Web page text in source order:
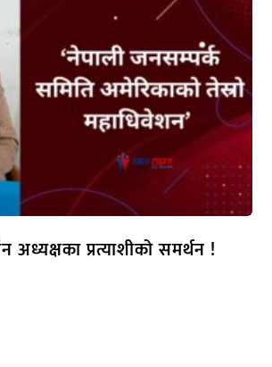
प्रत्याशीको समर्थन !